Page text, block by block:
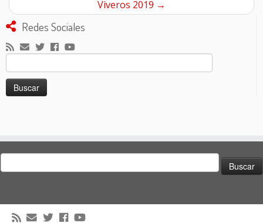
Viveros 2019 →
Redes Sociales
Buscar:
Buscar: